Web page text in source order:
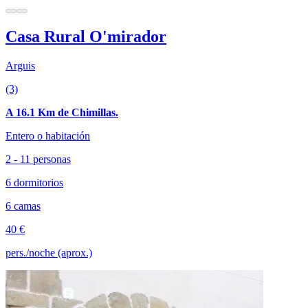
Casa Rural O'mirador
Arguis
(3)
A 16.1 Km de Chimillas.
Entero o habitación
2 - 11 personas
6 dormitorios
6 camas
40 €
pers./noche (aprox.)